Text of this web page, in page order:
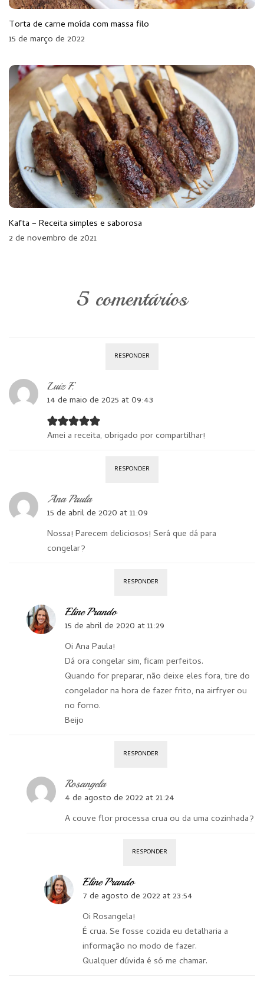
Torta de carne moída com massa filo
15 de março de 2022
Kafta – Receita simples e saborosa
2 de novembro de 2021
5 comentários
RESPONDER
Luiz F.
14 de maio de 2025 at 09:43
Amei a receita, obrigado por compartilhar!
RESPONDER
Ana Paula
15 de abril de 2020 at 11:09
Nossa! Parecem deliciosos! Será que dá para
congelar?
RESPONDER
Eline Prando
15 de abril de 2020 at 11:29
Oi Ana Paula!
Dá ora congelar sim, ficam perfeitos.
Quando for preparar, não deixe eles fora, tire do
congelador na hora de fazer frito, na airfryer ou
no forno.
Beijo
RESPONDER
Rosangela
4 de agosto de 2022 at 21:24
A couve flor processa crua ou da uma cozinhada?
RESPONDER
Eline Prando
7 de agosto de 2022 at 23:54
Oi Rosangela!
É crua. Se fosse cozida eu detalharia a
informação no modo de fazer.
Qualquer dúvida é só me chamar.